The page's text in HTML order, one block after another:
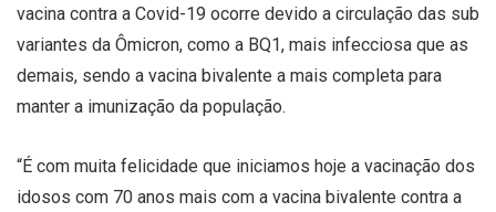
vacina contra a Covid-19 ocorre devido a circulação das sub
variantes da Ômicron, como a BQ1, mais infecciosa que as
demais, sendo a vacina bivalente a mais completa para
manter a imunização da população.
“É com muita felicidade que iniciamos hoje a vacinação dos
idosos com 70 anos mais com a vacina bivalente contra a